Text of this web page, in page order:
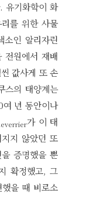
유기화학이 화
를 위한 사물
인 알리자린
전원에서 재배
값사게 또 손
스의 태양계는
년 동안이나
가 이 태
지 않았던 또
증명했을 뿐
확정했고, 그
을 때 비로소